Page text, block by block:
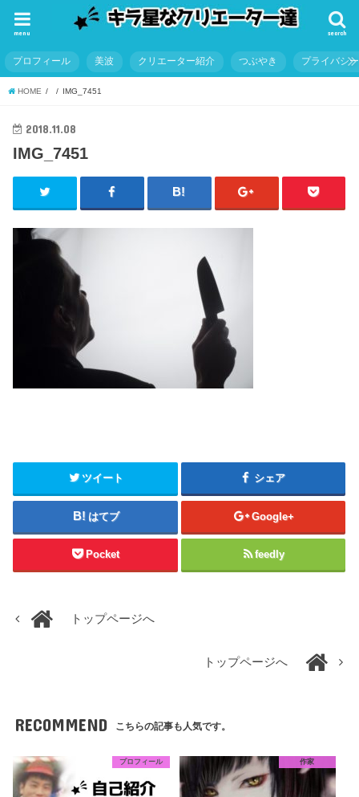
search
menu
プロフィール 美波 クリエーター紹介 つぶやき プライバシ
HOME IMG_7451
2018.11.08
IMG_7451
ツイート シェア
はてブ Google+
Pocket feedly
トップページへ
トップページへ
RECOMMEND こちらの記事も人気です。
プロフィール 作家